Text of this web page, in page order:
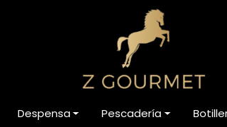
Despensa Pescadería